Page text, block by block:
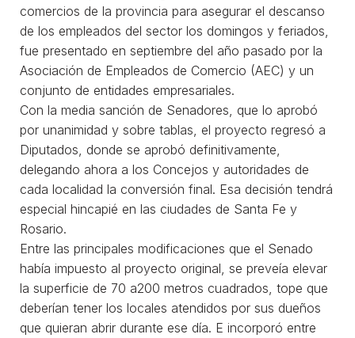
comercios de la provincia para asegurar el descanso
de los empleados del sector los domingos y feriados,
fue presentado en septiembre del año pasado por la
Asociación de Empleados de Comercio (AEC) y un
conjunto de entidades empresariales.
Con la media sanción de Senadores, que lo aprobó
por unanimidad y sobre tablas, el proyecto regresó a
Diputados, donde se aprobó definitivamente,
delegando ahora a los Concejos y autoridades de
cada localidad la conversión final. Esa decisión tendrá
especial hincapié en las ciudades de Santa Fe y
Rosario.
Entre las principales modificaciones que el Senado
había impuesto al proyecto original, se preveía elevar
la superficie de 70 a200 metros cuadrados, tope que
deberían tener los locales atendidos por sus dueños
que quieran abrir durante ese día. E incorporó entre